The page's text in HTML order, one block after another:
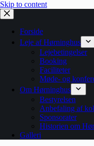
Skip to content
Forside
Leje af Hørninghus
Lejebetingelser
Booking
Faciliteter
Møde- og
Om Hørninghus
Bestyrelsen
Anbefaling af
Sponsorater
Historien om
Galleri